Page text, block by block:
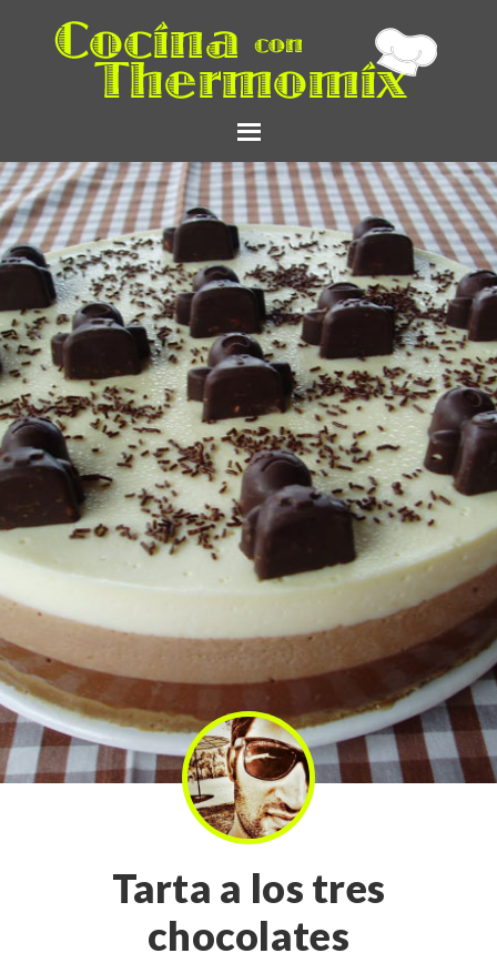
Tarta a los tres
chocolates